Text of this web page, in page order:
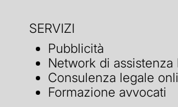
SERVIZI
Pubblicità
Network di assistenza
Consulenza legale
Formazione avvocati